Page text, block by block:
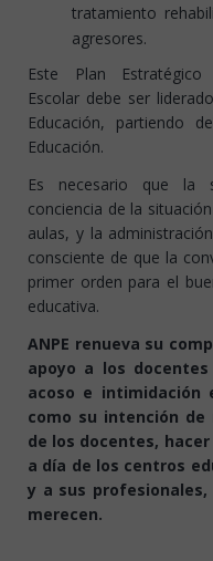
tratamiento
agresores.
Este Plan
Escolar debe ser
Educación, partiendo
Educación.
Es necesario que la
conciencia de la
aulas, y la
consciente de que la
primer orden para el
educativa.
ANPE renueva su
apoyo a los
acoso e intimidación
como su intención de
de los docentes,
a día de los centros
y a sus
merecen.